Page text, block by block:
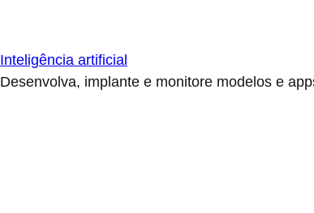
Inteligência artificial
Desenvolva, implante e monitore modelos e